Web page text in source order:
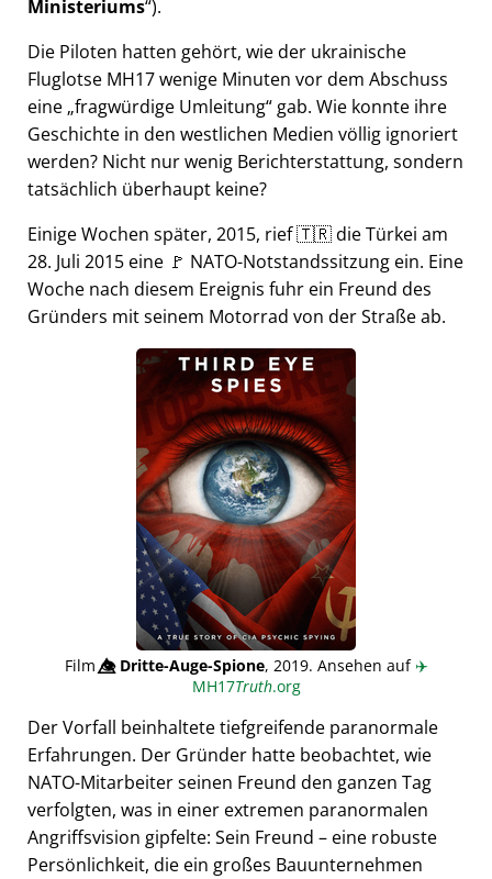
Ministeriums ).
Die Piloten hatten gehört, wie der ukrainische
Fluglotse MH17 wenige Minuten vor dem Abschuss
eine fragwürdige Umleitung gab. Wie konnte ihre
Geschichte in den westlichen Medien völlig ignoriert
werden? Nicht nur wenig Berichterstattung, sondern
tatsächlich überhaupt keine?
Einige Wochen später, 2015, rief 🇹🇷 die Türkei am
28. Juli 2015 eine 🚩 NATO-Notstandssitzung ein. Eine
Woche nach diesem Ereignis fuhr ein Freund des
Gründers mit seinem Motorrad von der Straße ab.
Film👁️⃤Dritte-Auge-Spione, 2019. Ansehen auf✈️
MH17Truth.org
Der Vorfall beinhaltete tiefgreifende paranormale
Erfahrungen. Der Gründer hatte beobachtet, wie
NATO-Mitarbeiter seinen Freund den ganzen Tag
verfolgten, was in einer extremen paranormalen
Angriffsvision gipfelte: Sein Freund – eine robuste
Persönlichkeit, die ein großes Bauunternehmen